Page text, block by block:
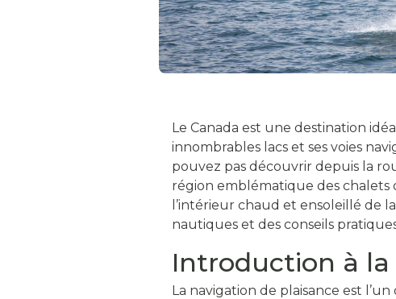
Le Canada est une destination
innombrables lacs et ses voies
pouvez pas découvrir depuis la
région emblématique des chalets
l’intérieur chaud et ensoleillé de
nautiques et des conseils
Introduction à la
La navigation de plaisance est